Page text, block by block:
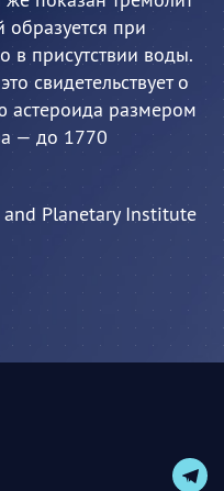
при
в присутствии воды.
свидетельствует о
астероида размером
— до 1770
and Planetary Institute